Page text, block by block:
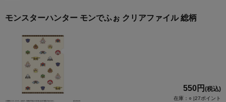
モンスターハンター モンでふぉ クリアファイル 総柄
550円 (税込)
在庫：○ |27ポイント